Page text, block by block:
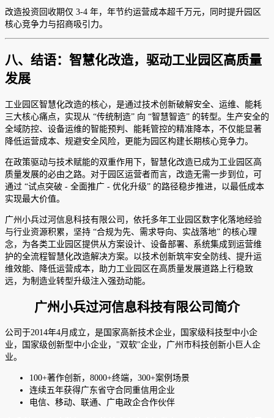
改造投资回收期仅 3-4 年，年节约运营成本超千万元，同时提升园区
核心竞争力与招商吸引力。
八、结语：智慧化改造，驱动工业园区高质量
发展
工业园区智慧化改造的核心，是通过技术创新破解安全、运维、能耗
三大核心痛点，实现从 “传统制造” 向 “智慧智造” 的转型。生产安全的
全域防控、设备运维的智能预判、能耗管控的精准降本，不仅能显著
降低运营成本、规避安全风险，更能为园区构建长期核心竞争力。
在政策驱动与技术赋能的双重作用下，智慧化改造已成为工业园区高
质量发展的必由之路。对于园区运营者而言，改造无需一步到位，可
通过 “试点突破 - 全面推广 - 优化升级” 的路径稳步推进，以最低成本
实现最大价值。
广州小兵过河信息科技有限公司，依托多年工业园区数字化落地经验
与行业资源积累，坚持 “合规为先、需求导向、实战落地” 的核心理
念，为各类工业园区提供从方案设计、设备部署、系统集成到运营维
护的全流程智慧化改造解决方案。以技术创新筑牢安全防线、提升运
维效能、降低运营成本，助力工业园区在高质量发展道路上行稳致
远，为制造业转型升级注入强劲动能。
广州小兵过河信息科技有限公司简介
公司于2014年4月成立，是国家高新技术企业，国家级科技型中小企
业，国家级创新型中小企业，"双软"企业，广州市科技创新小巨人企
业。
100+著作创新，8000+终端，300+案例场景
连续五年获得广东省守合同重信用企业
电信、移动、联通、广电政企合作伙伴